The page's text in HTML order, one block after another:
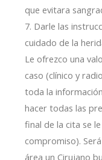
que evitara
7. Darle las
cuidado de la
Le ofrezco una
caso (clínico y
toda la
hacer todas las
final de la cita se
compromiso).
área un Cirujano